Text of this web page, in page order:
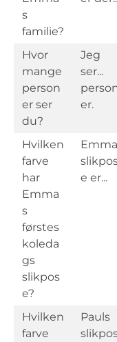
s
familie?
Hvor
mange
person
er ser
du?
Jeg
ser...
er.
Hvilken
farve
har
Emma
s
førstes
koleda
gs
slikpos
e?
e er...
Hvilken
farve
Pauls